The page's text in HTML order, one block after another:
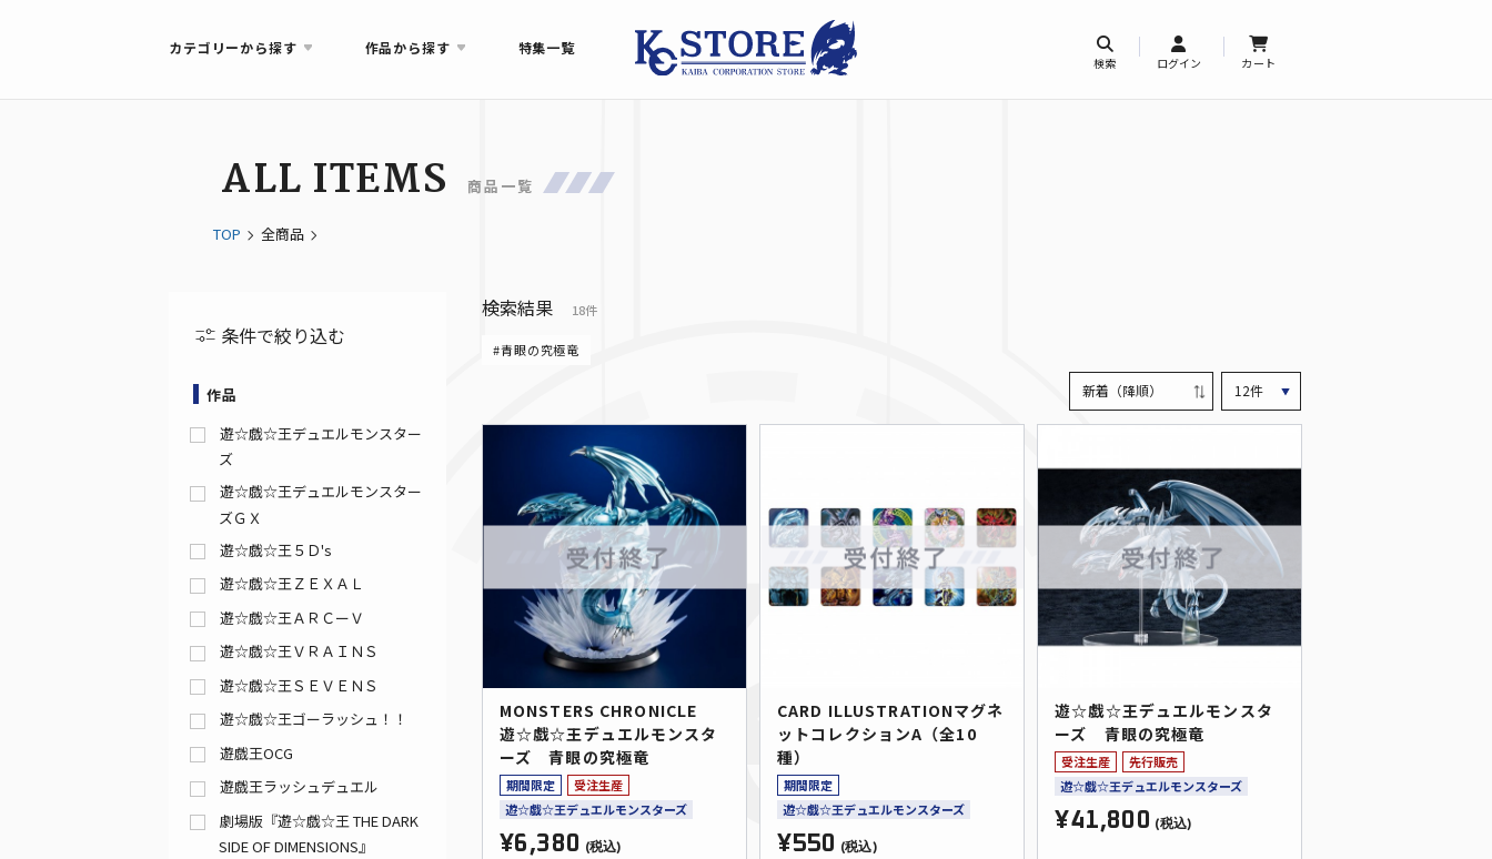
カテゴリーから探す 作品から探す 特集一覧
検索 ログイン カート
ALL ITEMS 商品一覧
TOP 全商品
条件で絞り込む
作品
遊☆戯☆王デュエルモンスター
ズ
遊☆戯☆王デュエルモンスター
ズＧＸ
遊☆戯☆王５Ｄ's
遊☆戯☆王ＺＥＸＡＬ
遊☆戯☆王ＡＲＣーＶ
遊☆戯☆王ＶＲＡＩＮＳ
遊☆戯☆王ＳＥＶＥＮＳ
遊☆戯☆王ゴーラッシュ！！
遊戯王OCG
遊戯王ラッシュデュエル
劇場版『遊☆戯☆王 THE DARK
SIDE OF DIMENSIONS』
検索結果 18件
#青眼の究極竜
MONSTERS CHRONICLE
遊☆戯☆王デュエルモンスタ
ーズ 青眼の究極竜
期間限定
受注生産
遊☆戯☆王デュエルモンスターズ
¥6,380 (税込)
CARD ILLUSTRATIONマグネ
ットコレクションA（全10
種）
期間限定
遊☆戯☆王デュエルモンスターズ
¥550 (税込)
遊☆戯☆王デュエルモンスタ
ーズ 青眼の究極竜
受注生産
先行販売
遊☆戯☆王デュエルモンスターズ
¥41,800 (税込)